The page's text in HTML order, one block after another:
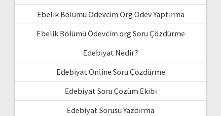
Ebelik Bölümü Ödevcim Org Ödev Yaptırma
Ebelik Bölümü Ödevcim org Soru Çözdürme
Edebiyat Nedir?
Edebiyat Online Soru Çözdürme
Edebiyat Soru Çözüm Ekibi
Edebiyat Sorusu Yazdırma